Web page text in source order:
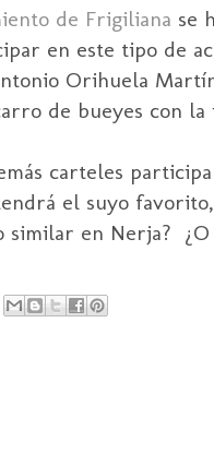
de Frigiliana se
en este tipo de
Orihuela
de bueyes con la
carteles
el suyo
similar en Nerja?